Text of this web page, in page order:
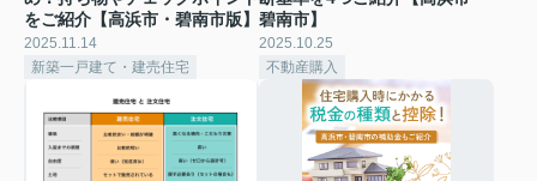
をご紹介【高浜市・碧南市版】
2025.11.14
新築一戸建て・建売住宅
碧南市】
2025.10.25
不動産購入